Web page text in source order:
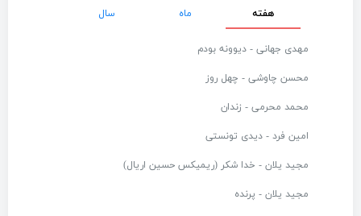
هفته ماه سال
مهدی جهانی - دیوونه بودم
محسن چاوشی - چهل روز
محمد محرمی - زندان
امین فرد - دیدی تونستی
مجید یلان - خدا شکر (ریمیکس حسین اریال)
مجید یلان - پرنده